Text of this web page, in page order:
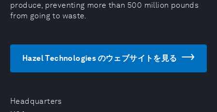
Headquarters
produce, preventing more than 500 million pounds
from going to waste.
Hazel Technologies のウェブサイトを見る